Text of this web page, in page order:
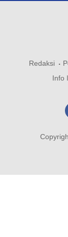
Redaksi
Info